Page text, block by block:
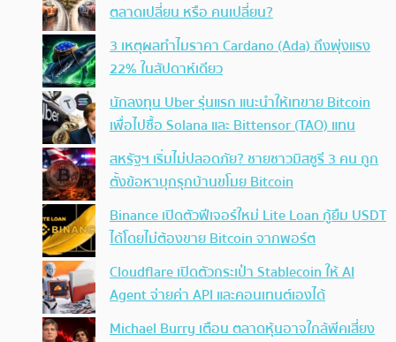
ตลาดเปลี่ยน หรือ คนเปลี่ยน?
3 เหตุผลทำไมราคา Cardano (Ada) ถึงพุ่งแรง
22% ในสัปดาห์เดียว
นักลงทุน Uber รุ่นแรก แนะนำให้เทขาย Bitcoin
เพื่อไปซื้อ Solana และ Bittensor (TAO) แทน
สหรัฐฯ เริ่มไม่ปลอดภัย? ชายชาวมิสซูรี 3 คน ถูก
ตั้งข้อหาบุกรุกบ้านขโมย Bitcoin
Binance เปิดตัวฟีเจอร์ใหม่ Lite Loan กู้ยืม USDT
ได้โดยไม่ต้องขาย Bitcoin จากพอร์ต
Cloudflare เปิดตัวกระเป๋า Stablecoin ให้ AI
Agent จ่ายค่า API และคอนเทนต์เองได้
Michael Burry เตือน ตลาดหุ้นอาจใกล้พีคเสี่ยง